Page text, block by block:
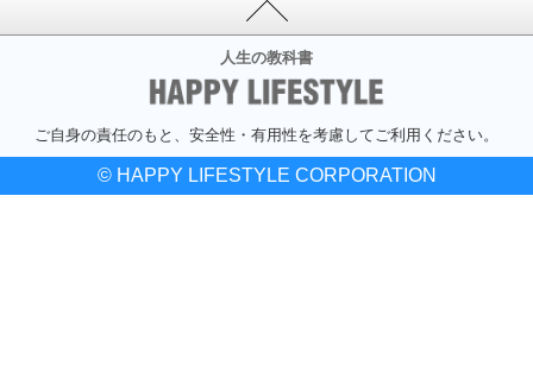
人生の教科書
ご自身の責任のもと、安全性・有用性を考慮してご利用ください。
© HAPPY LIFESTYLE CORPORATION